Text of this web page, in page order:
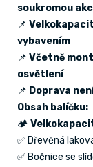
soukromou
📌
vybavením
📌 Včetně
osvětlení
📌 Doprava
Obsah balíčku:
🏕
✅ Dřevěná
✅ Bočnice se